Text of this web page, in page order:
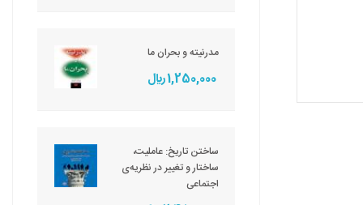
مدرنیته و بحران ما
1,250,000 ريال
ساختن تاریخ: عاملیت،
ساختار و تغییر در نظریه‌ی
اجتماعی